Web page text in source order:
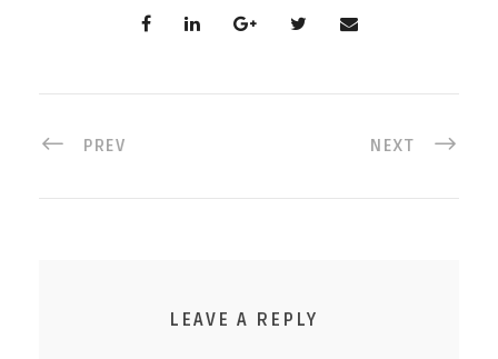
PREV NEXT
LEAVE A REPLY